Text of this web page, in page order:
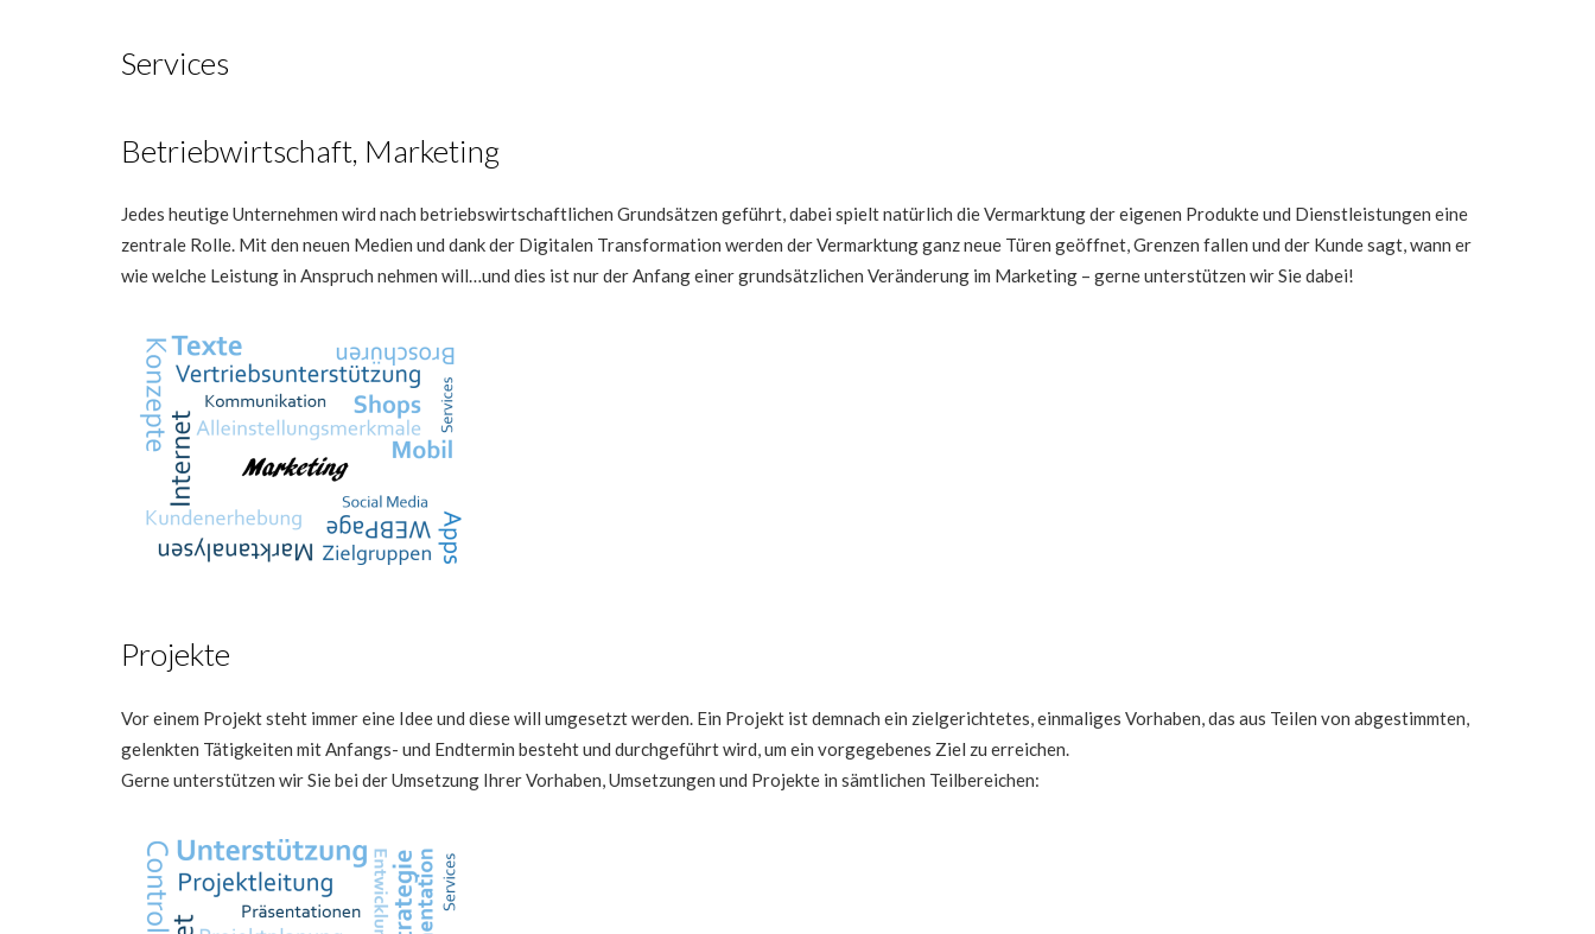
Services
Betriebwirtschaft, Marketing
Jedes heutige Unternehmen wird nach betriebswirtschaftlichen Grundsätzen geführt, dabei spielt natürlich die Vermarktung der eigenen Produkte und Dienstleistungen eine
zentrale Rolle. Mit den neuen Medien und dank der Digitalen Transformation werden der Vermarktung ganz neue Türen geöffnet, Grenzen fallen und der Kunde sagt, wann er
wie welche Leistung in Anspruch nehmen will…und dies ist nur der Anfang einer grundsätzlichen Veränderung im Marketing – gerne unterstützen wir Sie dabei!
Projekte
Vor einem Projekt steht immer eine Idee und diese will umgesetzt werden. Ein Projekt ist demnach ein zielgerichtetes, einmaliges Vorhaben, das aus Teilen von abgestimmten,
gelenkten Tätigkeiten mit Anfangs- und Endtermin besteht und durchgeführt wird, um ein vorgegebenes Ziel zu erreichen.
Gerne unterstützen wir Sie bei der Umsetzung Ihrer Vorhaben, Umsetzungen und Projekte in sämtlichen Teilbereichen: